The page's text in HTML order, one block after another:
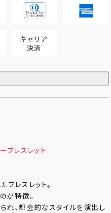
ブレスレット
レスレット。
が特徴。
れ、都会的なスタイルを演出し